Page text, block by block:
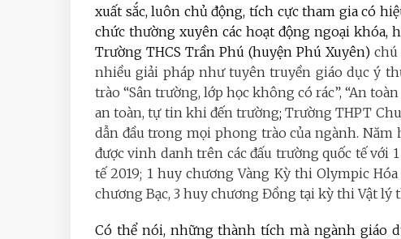
xuất sắc, luôn chủ động, tích cực tham gia có
chức thường xuyên các hoạt động ngoại khóa,
Trường THCS Trần Phú (huyện Phú Xuyên)
nhiều giải pháp như tuyên truyền giáo dục ý
trào “Sân trường, lớp học không có rác”, “An
an toàn, tự tin khi đến trường;Trường THPT
dẫn đầu trong mọi phong trào của ngành. Năm
được vinh danh trên các đấu trường quốc tế với
tế 2019; 1 huy chương Vàng Kỳ thi Olympic
chương Bạc, 3 huy chương Đồng tại kỳ thi Vật lý
Có thể nói, những thành tích mà ngành giáo